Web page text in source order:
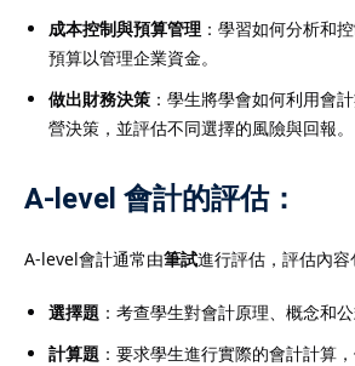
成本控制與預算管理 ：學習如何分析和
預算以管理企業資金。
做出財務決策 ：學生將學會如何利用會
營決策，並評估不同選擇的風險與回報。
A-level 會計的評估：
A-level會計通常由筆試進行評估，評估內容
選擇題 ：考查學生對會計原理、概念和公
計算題 ：要求學生進行實際的會計計算